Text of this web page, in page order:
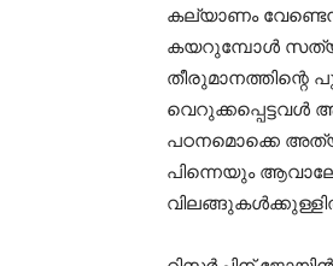
കല്യാണം
കയറുമ്പോൾ
തീരുമാനത്തിന്റെ
പഠനമൊക്കെ
പിന്നെയും